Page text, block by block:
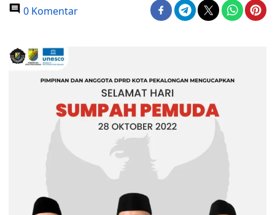
0 Komentar